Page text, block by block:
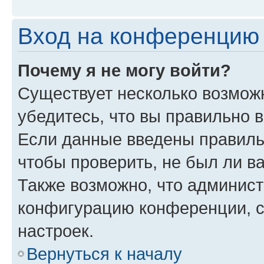
Вход на конференцию
Почему я не могу войти?
Существует несколько
убедитесь, что вы правильно
Если данные введены
чтобы проверить, не был ли
Также возможно, что
конфигурацию конференции,
настроек.
Вернуться к началу